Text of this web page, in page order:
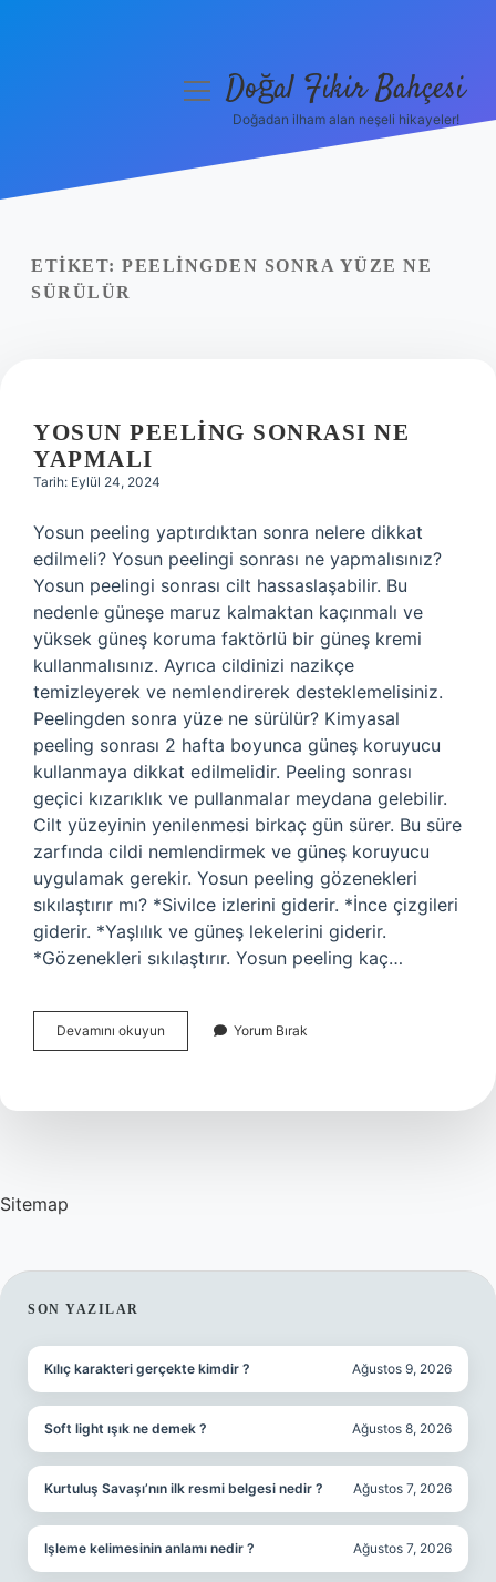
Yasal Uyarı
menüyüDoğal Fikir Bahçesi
Doğadan ilham alan neşeli hikayeler!
ETIKET: PEELINGDEN SONRA YÜZE NE
SÜRÜLÜR
YOSUN PEELING SONRASI NE
YAPMALI
Tarih: Eylül 24, 2024
Yosun peeling yaptırdıktan sonra nelere dikkat
edilmeli? Yosun peelingi sonrası ne yapmalısınız?
Yosun peelingi sonrası cilt hassaslaşabilir. Bu
nedenle güneşe maruz kalmaktan kaçınmalı ve
yüksek güneş koruma faktörlü bir güneş kremi
kullanmalısınız. Ayrıca cildinizi nazikçe
temizleyerek ve nemlendirerek desteklemelisiniz.
Peelingden sonra yüze ne sürülür? Kimyasal
peeling sonrası 2 hafta boyunca güneş koruyucu
kullanmaya dikkat edilmelidir. Peeling sonrası
geçici kızarıklık ve pullanmalar meydana gelebilir.
Cilt yüzeyinin yenilenmesi birkaç gün sürer. Bu süre
zarfında cildi nemlendirmek ve güneş koruyucu
uygulamak gerekir. Yosun peeling gözenekleri
sıkılaştırır mı? *Sivilce izlerini giderir. *İnce çizgileri
giderir. *Yaşlılık ve güneş lekelerini giderir.
*Gözenekleri sıkılaştırır. Yosun peeling kaç…
Devamını okuyun
Peeling
Yapmalı
Yorum Bırak
Sitemap
SIDEBAR
SON YAZILAR
Kılıç karakteri gerçekte kimdir ? Ağustos 9, 2026
Soft light ışık ne demek ? Ağustos 8, 2026
Kurtuluş Savaşı’nın ilk resmi belgesi nedir ? Ağustos 7, 2026
Işleme kelimesinin anlamı nedir ? Ağustos 7, 2026